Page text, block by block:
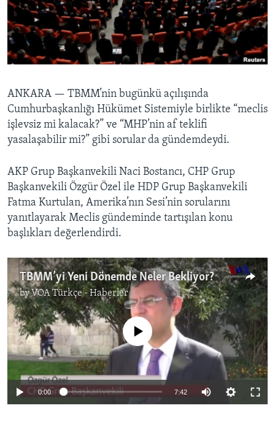
HAYATTAN
SANAT
BIZI TAKIP EDIN
Diller
ANKARA — TBMM’nin bugünkü açılışında
Cumhurbaşkanlığı Hükümet Sistemiyle birlikte “meclis
işlevsiz mi kalacak?” ve “MHP’nin af teklifi
yasalaşabilir mi?” gibi sorular da gündemdeydi.
AKP Grup Başkanvekili Naci Bostancı, CHP Grup
Başkanvekili Özgür Özel ile HDP Grup Başkanvekili
Fatma Kurtulan, Amerika’nın Sesi’nin sorularını
yanıtlayarak Meclis gündeminde tartışılan konu
başlıkları değerlendirdi.
TBMM’yi Yeni Dönemde Neler Bekliyor?
byVOA Türkçe - Haberler
No media source currently available
0:00 7:42